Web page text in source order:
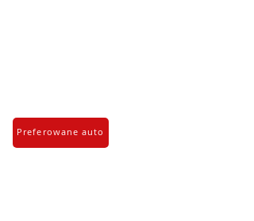
Preferowane auto